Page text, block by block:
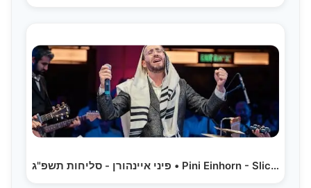
פיני איינהורן - סליחות תשפ"ג • Pini Einhorn - Slichot 2023